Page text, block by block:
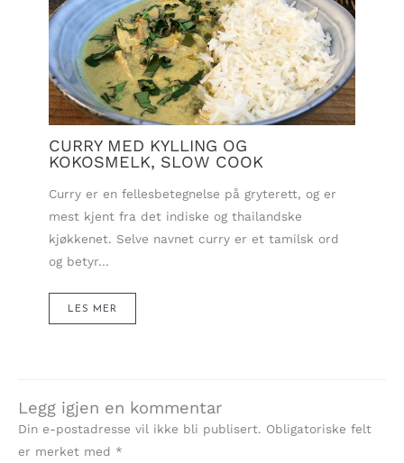
CURRY MED KYLLING OG
KOKOSMELK, SLOW COOK
Curry er en fellesbetegnelse på gryterett, og er
mest kjent fra det indiske og thailandske
kjøkkenet. Selve navnet curry er et tamilsk ord
og betyr…
LES MER
Legg igjen en kommentar
Din e-postadresse vil ikke bli publisert. Obligatoriske felt
er merket med *